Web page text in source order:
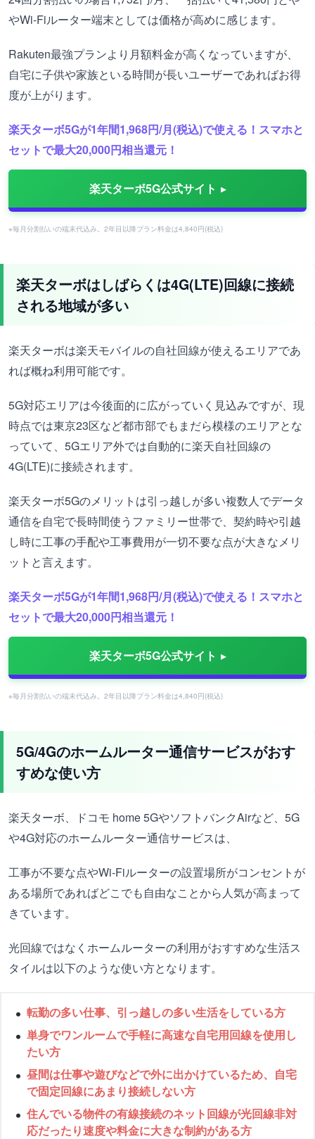
やWi-Fiルーター端末としては価格が高めに感じます。
Rakuten最強プランより月額料金が高くなっていますが、
自宅に子供や家族といる時間が長いユーザーであればお得
度が上がります。
楽天ターボ5Gが1年間1,968円/月(税込)で使える！スマホと
セットで最大20,000円相当還元！
楽天ターボ5G公式サイト
※毎月分割払いの端末代込み。2年目以降プラン料金は4,840円(税込)
楽天ターボはしばらくは4G(LTE)回線に接続
される地域が多い
楽天ターボは楽天モバイルの自社回線が使えるエリアであ
れば概ね利用可能です。
5G対応エリアは今後面的に広がっていく見込みですが、現
時点では東京23区など都市部でもまだら模様のエリアとな
っていて、5Gエリア外では自動的に楽天自社回線の
4G(LTE)に接続されます。
楽天ターボ5Gのメリットは引っ越しが多い複数人でデータ
通信を自宅で長時間使うファミリー世帯で、契約時や引越
し時に工事の手配や工事費用が一切不要な点が大きなメリ
ットと言えます。
楽天ターボ5Gが1年間1,968円/月(税込)で使える！スマホと
セットで最大20,000円相当還元！
楽天ターボ5G公式サイト
※毎月分割払いの端末代込み。2年目以降プラン料金は4,840円(税込)
5G/4Gのホームルーター通信サービスがおす
すめな使い方
楽天ターボ、ドコモ home 5GやソフトバンクAirなど、5G
や4G対応のホームルーター通信サービスは、
工事が不要な点やWi-Fiルーターの設置場所がコンセントが
ある場所であればどこでも自由なことから人気が高まって
きています。
光回線ではなくホームルーターの利用がおすすめな生活ス
タイルは以下のような使い方となります。
転勤の多い仕事、引っ越しの多い生活をしている方
単身でワンルームで手軽に高速な自宅用回線を使用し
たい方
昼間は仕事や遊びなどで外に出かけているため、自宅
で固定回線にあまり接続しない方
住んでいる物件の有線接続のネット回線が光回線非対
応だったり速度や料金に大きな制約がある方